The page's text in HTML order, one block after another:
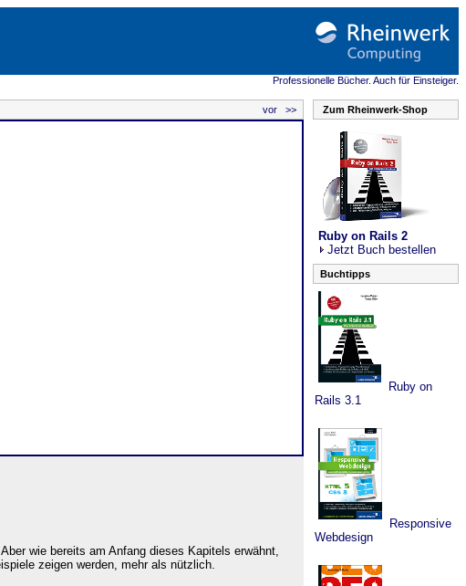
Professionelle Bücher. Auch für Einsteiger.
vor >>
wie bereits am Anfang dieses Kapitels erwähnt,
zeigen werden, mehr als nützlich.
Zum Rheinwerk-Shop
Ruby on Rails 2
Jetzt Buch bestellen
Buchtipps
Ruby on
Rails 3.1
Responsive
Webdesign